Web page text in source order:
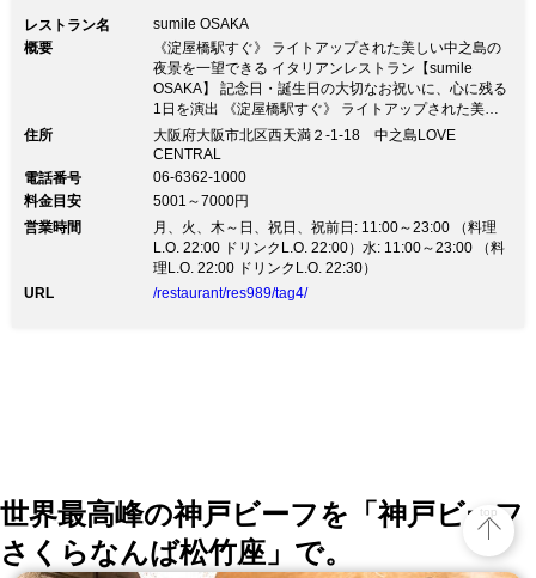
レストラン名
sumile OSAKA
概要
《淀屋橋駅すぐ》 ライトアップされた美しい中之島の
夜景を一望できる イタリアンレストラン【sumile
OSAKA】 記念日・誕生日の大切なお祝いに、心に残る
1日を演出 《淀屋橋駅すぐ》 ライトアップされた美し
い中之島の夜景を一望できる イタリアンレストラン
【sumile OSAKA】 記念日・誕生日の大切なお祝いに、
心に残る1日を演出大阪の真ん中で、川面を眺めながら
ゆったりイタリアンを楽しむ。 季節の素材をふんだん
に使ったメニューは目にも鮮やか。 店名はスミレの花
と、Smile（スマイル）をかけて「sumile」。 お客様に
笑顔になっていただける料理と空間をお届けいたしま
す。 ◇コース◇ ランチ「Amarililiアマリッリ」3,800円
（ 税抜 ） ディナー「Camelia カメリア」4,500円（ 税
住所
大阪府大阪市北区西天満２-1-18 中之島LOVE
CENTRAL
電話番号
06-6362-1000
料金目安
5001～7000円
営業時間
月、火、木～日、祝日、祝前日: 11:00～23:00 （料理
L.O. 22:00 ドリンクL.O. 22:00）水: 11:00～23:00 （料
理L.O. 22:00 ドリンクL.O. 22:30）
URL
/restaurant/res989/tag4/
世界最高峰の神戸ビーフを「神戸ビーフ
さくらなんば松竹座」で。
top